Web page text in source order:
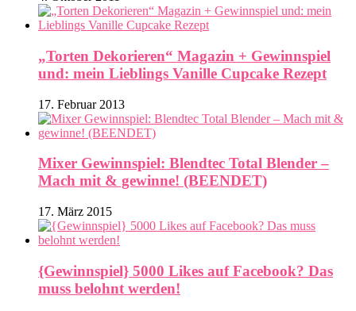
„Torten Dekorieren“ Magazin + Gewinnspiel
und: mein Lieblings Vanille Cupcake Rezept
17. Februar 2013
Mixer Gewinnspiel: Blendtec Total Blender –
Mach mit & gewinne! (BEENDET)
17. März 2015
{Gewinnspiel} 5000 Likes auf Facebook? Das
muss belohnt werden!